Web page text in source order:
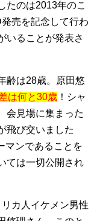
たのは2013年のこ
売を記念して行わ
いることが発表さ
齢は28歳。原田悠
は何と30歳 ！シャ
会見場に集まった
飛び交いました
マンであることを
ては一切公開され
カ人イケメン男性